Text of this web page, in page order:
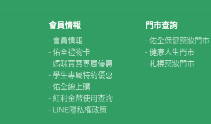
會員情報
會員情報
佑全禮物卡
媽咪寶寶專屬優惠
學生專屬特約優惠
佑全線上購
紅利金幣使用查詢
LINE隱私權政策
門市查詢
佑全保健藥妝門市
健康人生門市
札榥藥妝門市